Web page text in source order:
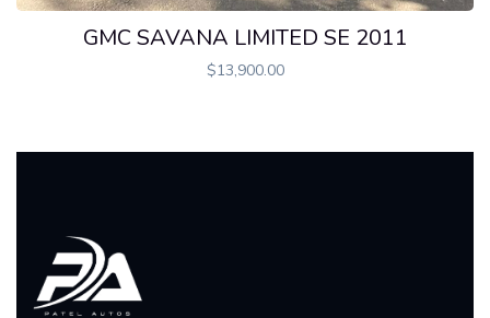
GMC SAVANA LIMITED SE 2011
$13,900.00